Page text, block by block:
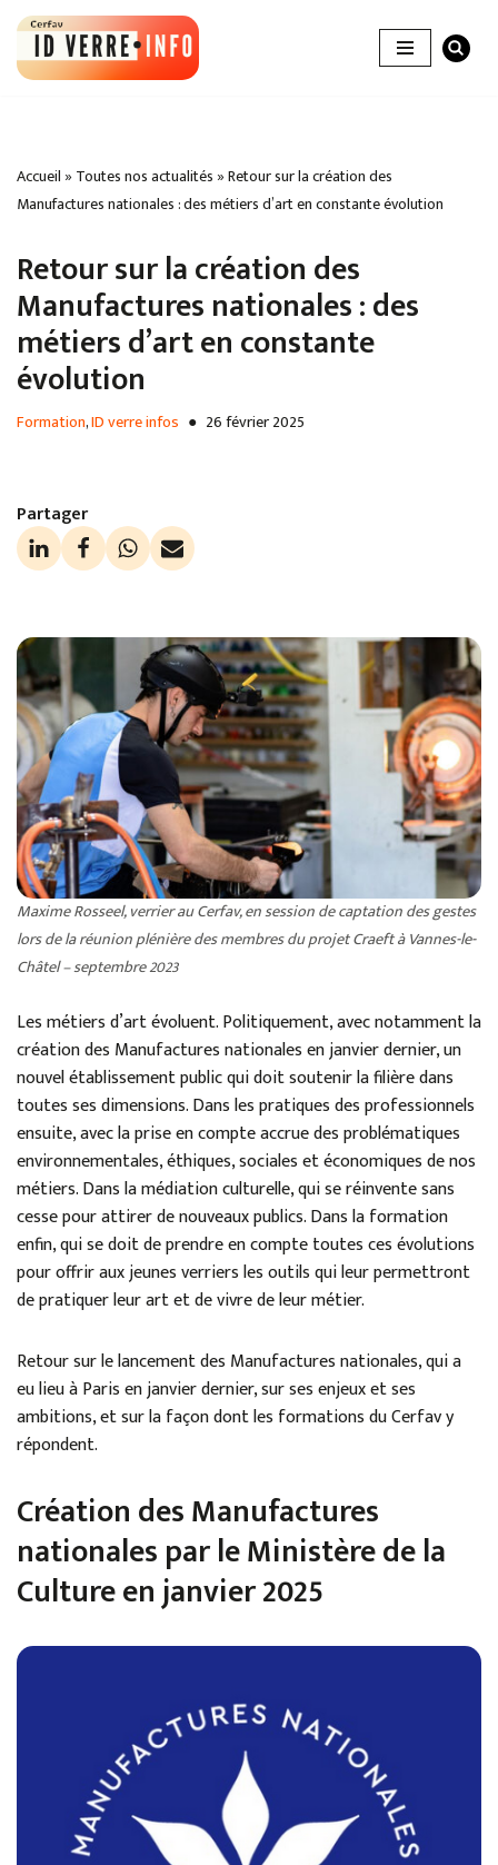
Aller
au
Accueil »Toutes nos actualités »Retour sur la création des
Manufactures nationales : des métiers d’art en constante évolution
Retour sur la création des
Manufactures nationales : des
métiers d’art en constante
évolution
Formation,ID verre infos 26 février 2025
Partager
Maxime Rosseel, verrier au Cerfav, en session de captation des gestes
lors de la réunion plénière des membres du projet Craeft à Vannes-le-
Châtel – septembre 2023
Les métiers d’art évoluent. Politiquement, avec notamment la
création des Manufactures nationales en janvier dernier, un
nouvel établissement public qui doit soutenir la filière dans
toutes ses dimensions. Dans les pratiques des professionnels
ensuite, avec la prise en compte accrue des problématiques
environnementales, éthiques, sociales et économiques de nos
métiers. Dans la médiation culturelle, qui se réinvente sans
cesse pour attirer de nouveaux publics. Dans la formation
enfin, qui se doit de prendre en compte toutes ces évolutions
pour offrir aux jeunes verriers les outils qui leur permettront
de pratiquer leur art et de vivre de leur métier.
Retour sur le lancement des Manufactures nationales, qui a
eu lieu à Paris en janvier dernier, sur ses enjeux et ses
ambitions, et sur la façon dont les formations du Cerfav y
répondent.
Création des Manufactures
nationales par le Ministère de la
Culture en janvier 2025